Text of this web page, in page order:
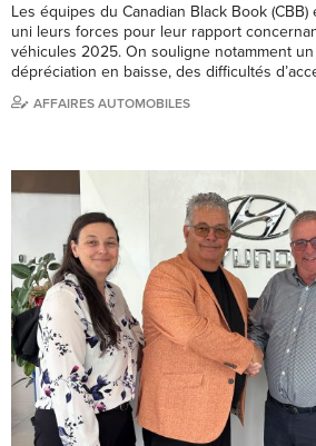
Les équipes du Canadian Black Book
uni leurs forces pour leur rapport
véhicules 2025. On souligne notamment
dépréciation en baisse, des difficultés
AFFAIRES AUTOMOBILES